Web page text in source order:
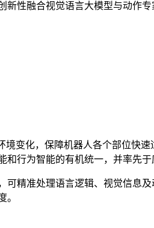
性融合视觉语言大模型与动作
境变化，保障机器人各个部位快
和行为智能的有机统一，并率先
可精准处理语言逻辑、视觉信息
。